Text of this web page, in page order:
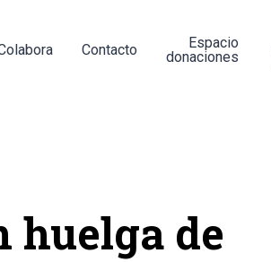
Contacto
Espacio
donaciones
huelga de